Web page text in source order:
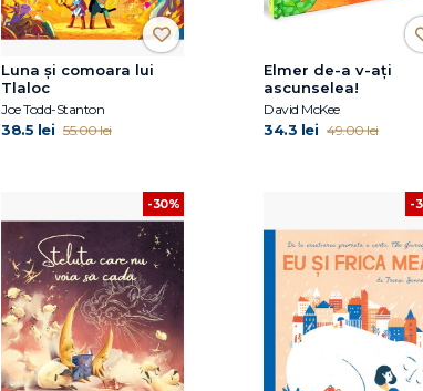
Luna și comoara lui
Tlaloc
Joe Todd-Stanton
38.5 lei 55.00 lei
Elmer de-a v-ați
ascunselea!
David McKee
34.3 lei 49.00 lei
-30% -